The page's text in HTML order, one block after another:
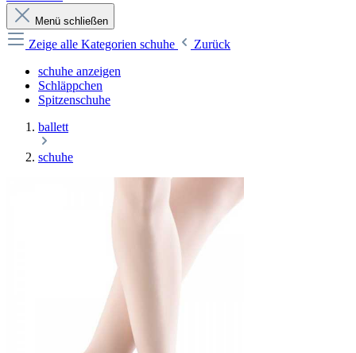
Menü schließen
Zeige alle Kategorien schuhe
Zurück
schuhe anzeigen
Schläppchen
Spitzenschuhe
ballett
schuhe